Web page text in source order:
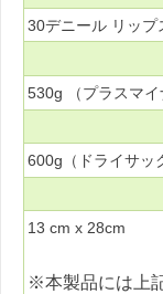
30デニール リップ
530g （プラスマイ
600g（ドライサッ
13 cm x 28cm
※本製品には上